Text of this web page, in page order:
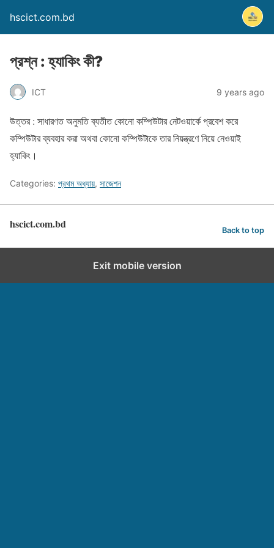
hscict.com.bd
প্রশ্ন : হ্যাকিং কী?
ICT 9 years ago
উত্তর : সাধারণত অনুমতি ব্যতীত কোনো কম্পিউটার নেটওয়ার্কে প্রবেশ করে
কম্পিউটার ব্যবহার করা অথবা কোনো কম্পিউটাকে তার নিয়ন্ত্রণে নিয়ে নেওয়াই
হ্যাকিং।
Categories: প্রথম অধ্যায়, সাজেশন
hscict.com.bd Back to top
Exit mobile version